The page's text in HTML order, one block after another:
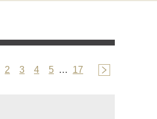
2 3 4 5 … 17